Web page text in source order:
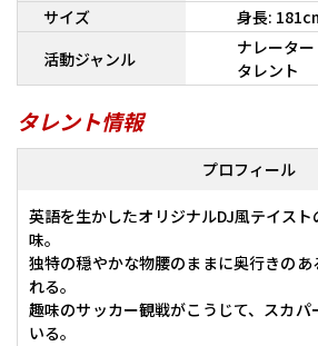
サイズ
身長:
活動ジャンル
ナレーター
タレント
タレント情報
プロフィール
英語を生かしたオリジナルDJ風テイス
味。
独特の穏やかな物腰のままに奥行きのあ
れる。
趣味のサッカー観戦がこうじて、スカパ
いる。